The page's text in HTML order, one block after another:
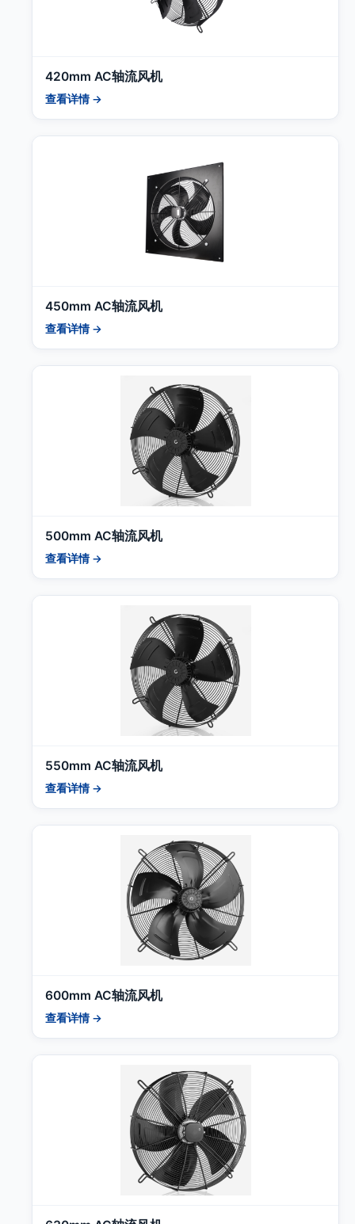
420mm AC轴流风机
查看详情 →
450mm AC轴流风机
查看详情 →
500mm AC轴流风机
查看详情 →
550mm AC轴流风机
查看详情 →
600mm AC轴流风机
查看详情 →